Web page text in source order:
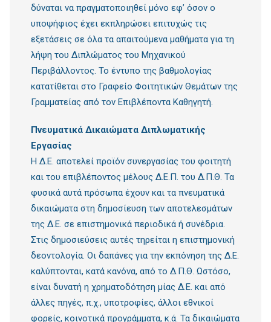
δύναται να πραγματοποιηθεί μόνο εφ’ όσον ο
υποψήφιος έχει εκπληρώσει επιτυχώς τις
εξετάσεις σε όλα τα απαιτούμενα μαθήματα για τη
λήψη του Διπλώματος του Μηχανικού
Περιβάλλοντος. Το έντυπο της βαθμολογίας
κατατίθεται στο Γραφείο Φοιτητικών Θεμάτων της
Γραμματείας από τον Επιβλέποντα Καθηγητή.
Πνευματικά Δικαιώματα Διπλωματικής
Εργασίας
Η Δ.Ε. αποτελεί προϊόν συνεργασίας του φοιτητή
και του επιβλέποντος μέλους Δ.Ε.Π. του Δ.Π.Θ. Τα
φυσικά αυτά πρόσωπα έχουν και τα πνευματικά
δικαιώματα στη δημοσίευση των αποτελεσμάτων
της Δ.Ε. σε επιστημονικά περιοδικά ή συνέδρια.
Στις δημοσιεύσεις αυτές τηρείται η επιστημονική
δεοντολογία. Οι δαπάνες για την εκπόνηση της Δ.Ε.
καλύπτονται, κατά κανόνα, από το Δ.Π.Θ. Ωστόσο,
είναι δυνατή η χρηματοδότηση μίας Δ.Ε. και από
άλλες πηγές, π.χ., υποτροφίες, άλλοι εθνικοί
φορείς, κοινοτικά προγράμματα, κ.ά. Τα δικαιώματα